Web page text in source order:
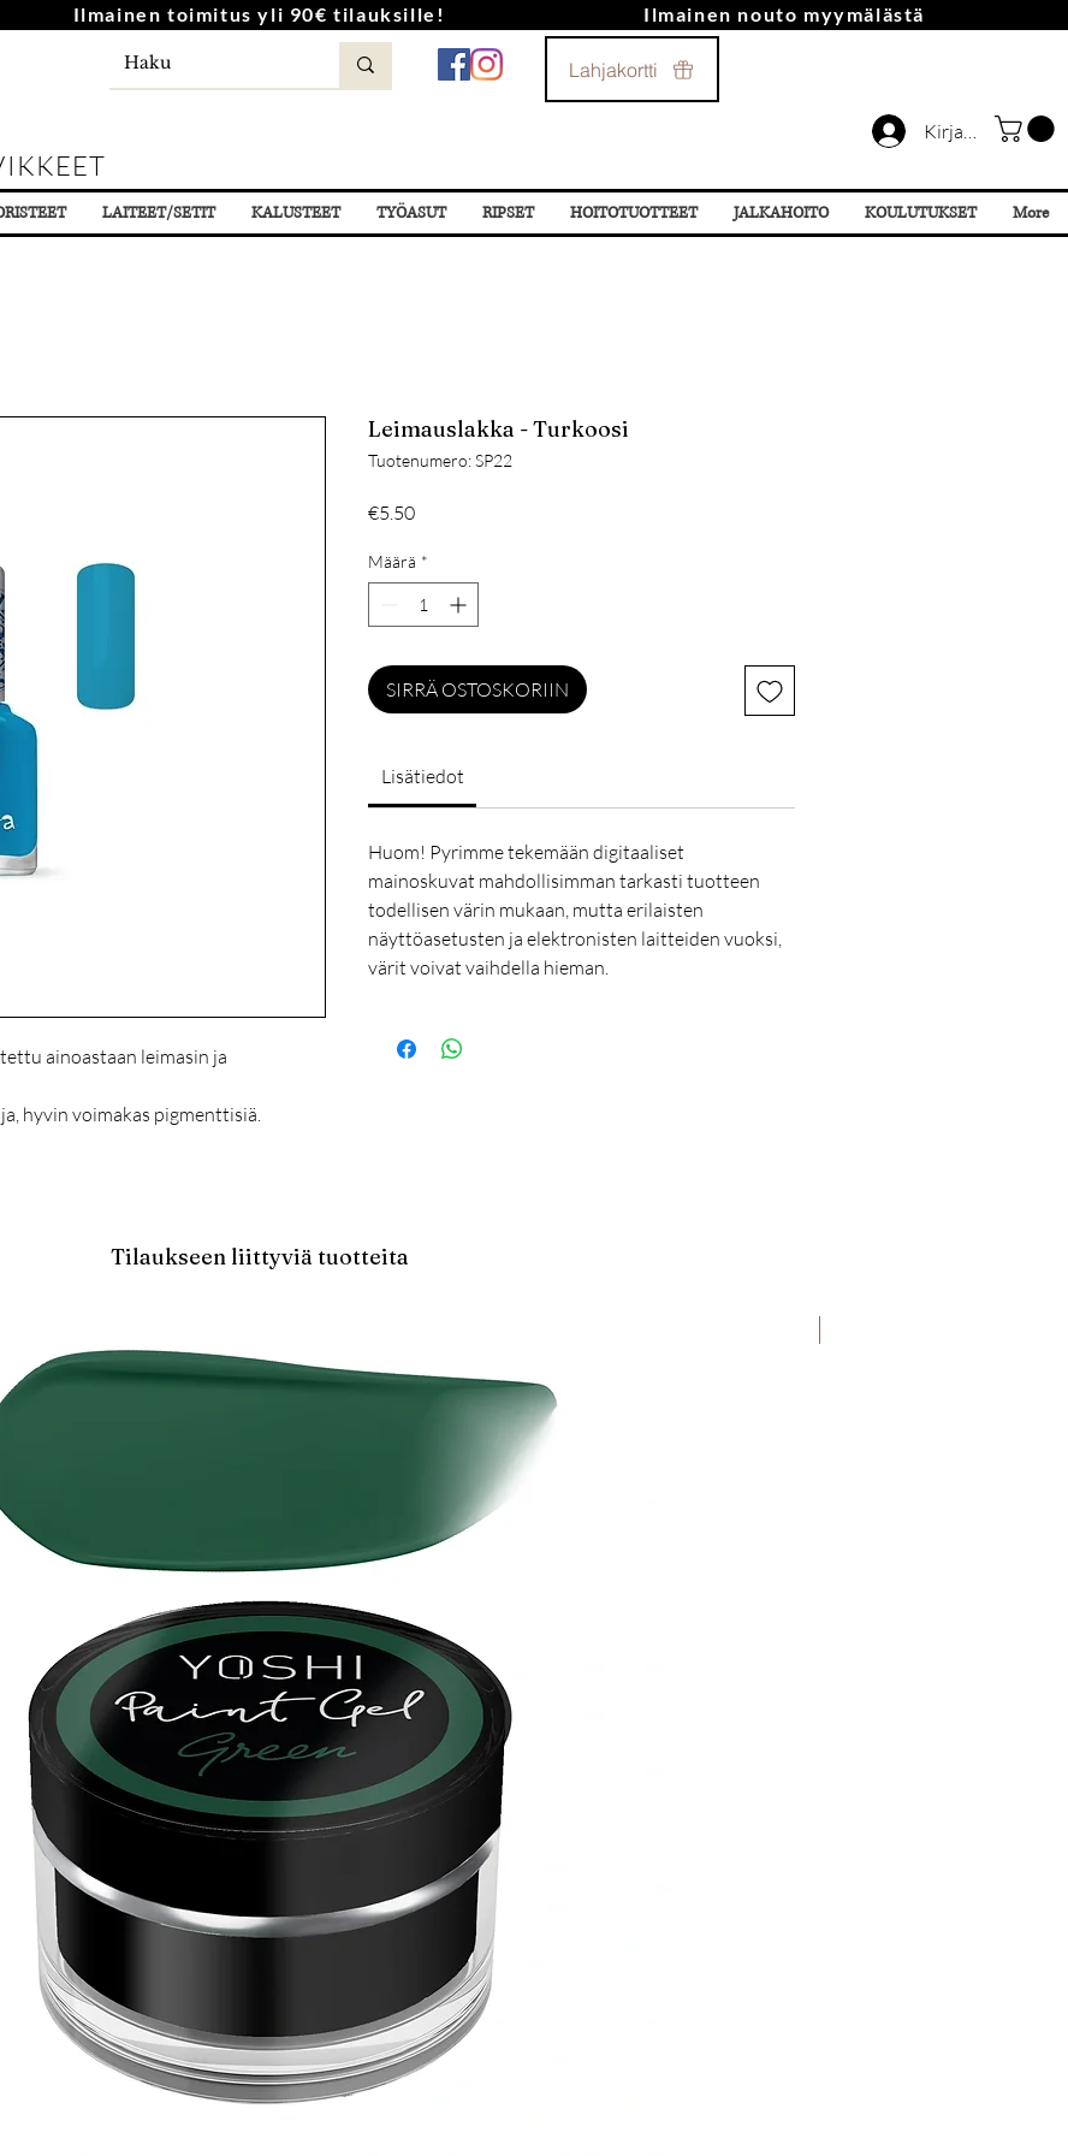
Kirjaudu
Ilmainen toimitus yli 90€ tilauksille! Ilmainen nouto myymälästä
Lahjakortti
LAITEET/SETIT KALUSTEET TYÖASUT RIPSET HOITOTUOTTEET JALKAHOITO KOULUTUKSET More
ainoastaan leimasin ja
hyvin voimakas pigmenttisiä.
Leimauslakka - Turkoosi
Tuotenumero: SP22
€5.50Hinta
Määrä *
SIRRÄ OSTOSKORIIN
Lisätiedot
Huom! Pyrimme tekemään digitaaliset
mainoskuvat mahdollisimman tarkasti tuotteen
todellisen värin mukaan, mutta erilaisten
näyttöasetusten ja elektronisten laitteiden vuoksi,
värit voivat vaihdella hieman.
Tilaukseen liittyviä tuotteita